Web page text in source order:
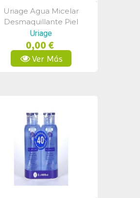
Vista Rápida
Uriage Agua Micelar
Desmaquillante Piel
Normal-Seca 500 Ml
Uriage
0,00 €
Ver Más